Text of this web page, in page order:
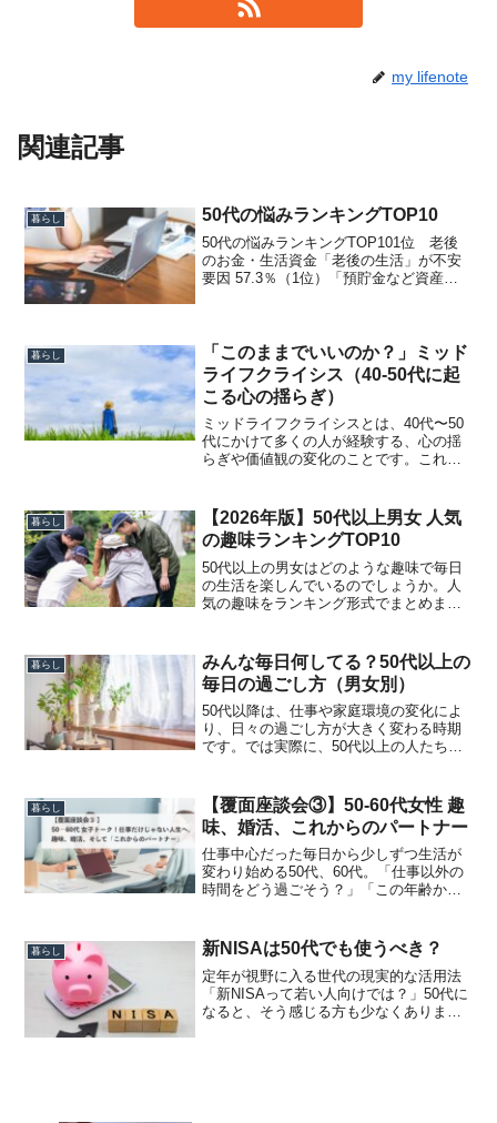
my lifenote
関連記事
暮らし 50代の悩みランキングTOP10
50代の悩みランキングTOP101位 老後
のお金・生活資金「老後の生活」が不安
要因 57.3％（1位）「預貯金など資産の
は、...
暮らし
「このままでいいのか？」ミッド
ライフクライシス（40-50代に起
こる心の揺らぎ）
ミッドライフクライシスとは、40代〜50
代にかけて多くの人が経験する、心の揺
らぎや価値観の変化のことです。これま
うな感覚が生まれます。具体的には、次
のような変化が起こり...
暮らし
【2026年版】50代以上男女 人気
の趣味ランキングTOP10
50代以上の男女はどのような趣味で毎日
の生活を楽しんでいるのでしょうか。人
気の趣味をランキング形式でまとめまし
ング・散歩2位映画・ドラマ鑑賞3位読書4
位ガーデニ...
暮らし
みんな毎日何してる？50代以上の
毎日の過ごし方（男女別）
50代以降は、仕事や家庭環境の変化によ
り、日々の過ごし方が大きく変わる時期
です。では実際に、50代以上の人たちは
生活基本調査」による生活時間データを
基に、内閣府 の「高...
暮らし
【覆面座談会③】50-60代女性 趣
味、婚活、これからのパートナー
仕事中心だった毎日から少しずつ生活が
変わり始める50代、60代。「仕事以外の
時間をどう過ごそう？」「この年齢から
な……」今回はMyLifeNote編集部が、人
生の転機を迎...
暮らし 新NISAは50代でも使うべき？
定年が視野に入る世代の現実的な活用法
「新NISAって若い人向けでは？」50代に
なると、そう感じる方も少なくありませ